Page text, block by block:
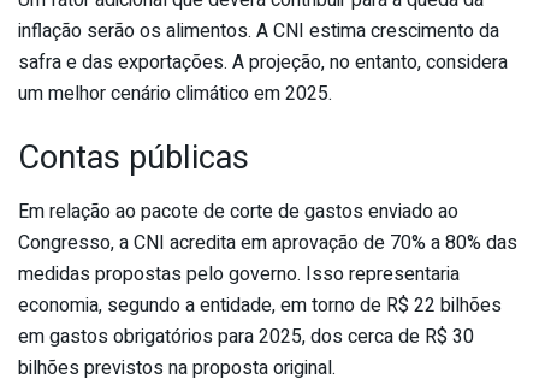
inflação serão os alimentos. A CNI estima crescimento da
safra e das exportações. A projeção, no entanto, considera
um melhor cenário climático em 2025.
Contas públicas
Em relação ao pacote de corte de gastos enviado ao
Congresso, a CNI acredita em aprovação de 70% a 80% das
medidas propostas pelo governo. Isso representaria
economia, segundo a entidade, em torno de R$ 22 bilhões
em gastos obrigatórios para 2025, dos cerca de R$ 30
bilhões previstos na proposta original.